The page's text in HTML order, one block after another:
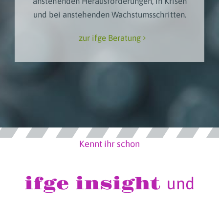
und bei anstehenden Wachstumsschritten.
zur ifge Beratung
Kennt ihr schon
ifge insight und